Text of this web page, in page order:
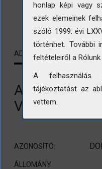
ADATLAP
A
Vendéglő
AZONOSÍTÓ:
ÁLLOMÁNY:
honlap képi vagy
ezek elemeinek
szóló 1999. évi
történhet. További
feltételeiről a
A felhasználás
tájékoztatást az
vettem.